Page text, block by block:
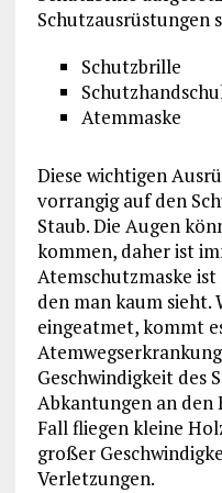
Schutzausrüstungen
Schutzbrille
Atemmaske
Diese wichtigen
vorrangig auf den
Staub. Die Augen
kommen, daher ist
Atemschutzmaske ist
den man kaum
eingeatmet, kommt
Geschwindigkeit des
Abkantungen an den
Fall fliegen kleine
großer
Verletzungen.